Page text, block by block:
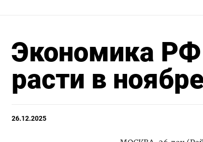
Экономика РФ
расти в
26.12.2025